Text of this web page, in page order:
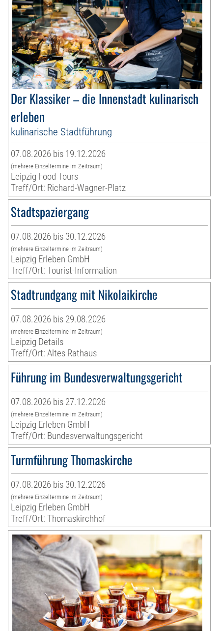
Der Klassiker – die Innenstadt kulinarisch
erleben
kulinarische Stadtführung
07.08.2026 bis 19.12.2026
(mehrere Einzeltermine im Zeitraum)
Leipzig Food Tours
Treff/Ort: Richard-Wagner-Platz
Stadtspaziergang
07.08.2026 bis 30.12.2026
(mehrere Einzeltermine im Zeitraum)
Leipzig Erleben GmbH
Treff/Ort: Tourist-Information
Stadtrundgang mit Nikolaikirche
07.08.2026 bis 29.08.2026
(mehrere Einzeltermine im Zeitraum)
Leipzig Details
Treff/Ort: Altes Rathaus
Führung im Bundesverwaltungsgericht
07.08.2026 bis 27.12.2026
(mehrere Einzeltermine im Zeitraum)
Leipzig Erleben GmbH
Treff/Ort: Bundesverwaltungsgericht
Turmführung Thomaskirche
07.08.2026 bis 30.12.2026
(mehrere Einzeltermine im Zeitraum)
Leipzig Erleben GmbH
Treff/Ort: Thomaskirchhof